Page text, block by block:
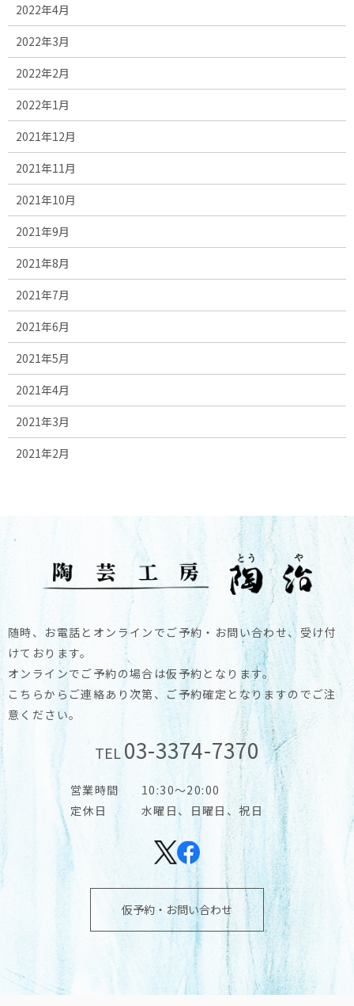
2022年4月
2022年3月
2022年2月
2022年1月
2021年12月
2021年11月
2021年10月
2021年9月
2021年8月
2021年7月
2021年6月
2021年5月
2021年4月
2021年3月
2021年2月
随時、お電話とオンラインでご予約・お問い合わせ、受け付
けております。
オンラインでご予約の場合は仮予約となります。
こちらからご連絡あり次第、ご予約確定となりますのでご注
意ください。
TEL03-3374-7370
営業時間
10:30～20:00
定休日
水曜日、日曜日、祝日
仮予約・お問い合わせ